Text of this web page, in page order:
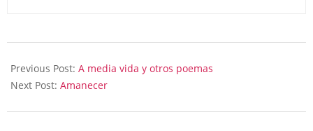
10-
04
Previous Post: A media vida y otros poemas
Next Post: Amanecer